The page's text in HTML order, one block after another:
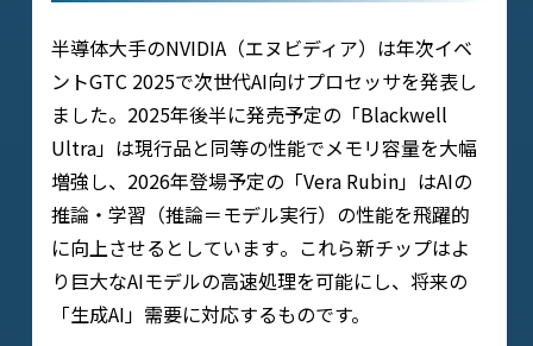
半導体大手のNVIDIA（エヌビディア）は年次イベ
ントGTC 2025で次世代AI向けプロセッサを発表し
ました。2025年後半に発売予定の「Blackwell
Ultra」は現行品と同等の性能でメモリ容量を大幅
増強し、2026年登場予定の「Vera Rubin」はAIの
推論・学習（推論＝モデル実行）の性能を飛躍的
に向上させるとしています​。これら新チップはよ
り巨大なAIモデルの高速処理を可能にし、将来の
「生成AI」需要に対応するものです。